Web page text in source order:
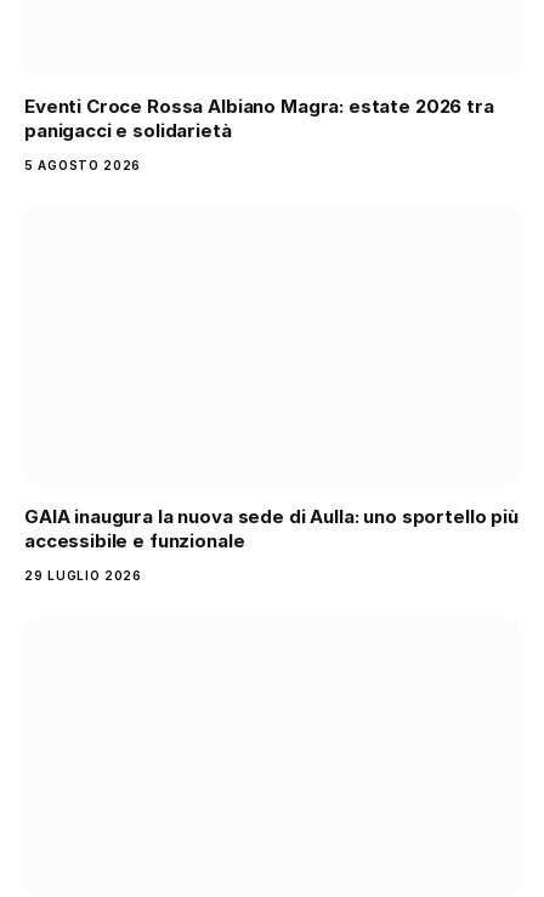
Eventi Croce Rossa Albiano Magra: estate 2026 tra
panigacci e solidarietà
5 AGOSTO 2026
GAIA inaugura la nuova sede di Aulla: uno sportello più
accessibile e funzionale
29 LUGLIO 2026